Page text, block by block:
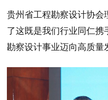
贵州省工程勘察设计协会
了这既是我们行业同仁携
勘察设计事业迈向高质量